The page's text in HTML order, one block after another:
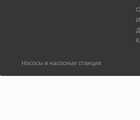
Насосы и насосные станции